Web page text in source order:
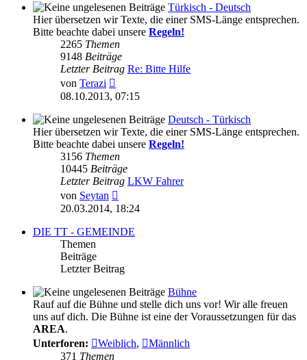
Türkisch - Deutsch
Hier übersetzen wir Texte, die einer SMS-Länge entsprechen.
Bitte beachte dabei unsere Regeln!
2265 Themen
9148 Beiträge
Letzter Beitrag Re: Bitte Hilfe
von Terazi
Beitrag
08.10.2013, 07:15
Deutsch - Türkisch
Hier übersetzen wir Texte, die einer SMS-Länge entsprechen.
Bitte beachte dabei unsere Regeln!
3156 Themen
10445 Beiträge
Letzter Beitrag LKW Fahrer
von Seytan
Beitrag
20.03.2014, 18:24
DIE TT - GEMEINDE
Themen
Beiträge
Letzter Beitrag
Bühne
Rauf auf die Bühne und stelle dich uns vor! Wir alle freuen
uns auf dich. Die Bühne ist eine der Voraussetzungen für das
AREA.
Unterforen:
Weiblich,
Männlich
371 Themen